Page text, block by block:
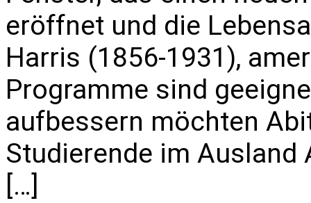
eröffnet und die
Harris (1856-1931),
Programme sind
aufbessern möchten
Studierende im
[…]